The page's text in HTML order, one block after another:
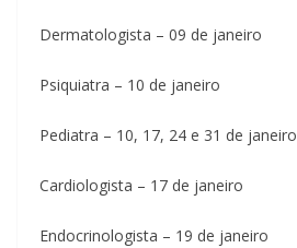
Dermatologista – 09 de janeiro
Psiquiatra – 10 de janeiro
Pediatra – 10, 17, 24 e 31 de janeiro
Cardiologista – 17 de janeiro
Endocrinologista – 19 de janeiro